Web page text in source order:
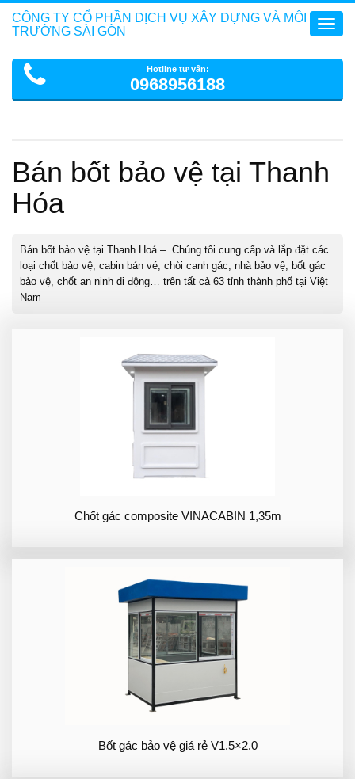
CÔNG TY CỔ PHẦN DỊCH VỤ XÂY DỰNG VÀ MÔI
TRƯỜNG SÀI GÒN
Hotline tư vấn:
0968956188
Bán bốt bảo vệ tại Thanh
Hóa
Bán bốt bảo vệ tại Thanh Hoá – Chúng tôi cung cấp và lắp đặt các
loại chốt bảo vệ, cabin bán vé, chòi canh gác, nhà bảo vệ, bốt gác
bảo vệ, chốt an ninh di động… trên tất cả 63 tỉnh thành phố tại Việt
Nam
Chốt gác composite VINACABIN 1,35m
Bốt gác bảo vệ giá rẻ V1.5×2.0